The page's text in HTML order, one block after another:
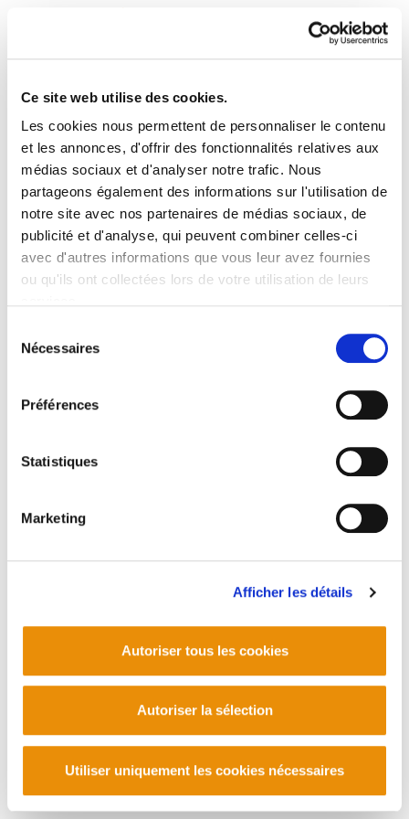
Ce site web utilise des cookies.
Les cookies nous permettent de personnaliser le contenu
et les annonces, d'offrir des fonctionnalités relatives aux
médias sociaux et d'analyser notre trafic. Nous
partageons également des informations sur l'utilisation de
notre site avec nos partenaires de médias sociaux, de
publicité et d'analyse, qui peuvent combiner celles-ci
avec d'autres informations que vous leur avez fournies
ou qu'ils ont collectées lors de votre utilisation de leurs
Nécessaires
Préférences
Statistiques
Marketing
Afficher les détails
Autoriser tous les cookies
Autoriser la sélection
Utiliser uniquement les cookies nécessaires
Astekaria 264
Astekaria_264.pdf404.2 KB
PLAN DU SITE ACCESSIBILITÉ CONTACT
Manu Robles-Arangiz Institutua Fundazioa
Corderliers karrika 20 - 64100 Baiona -
Contact